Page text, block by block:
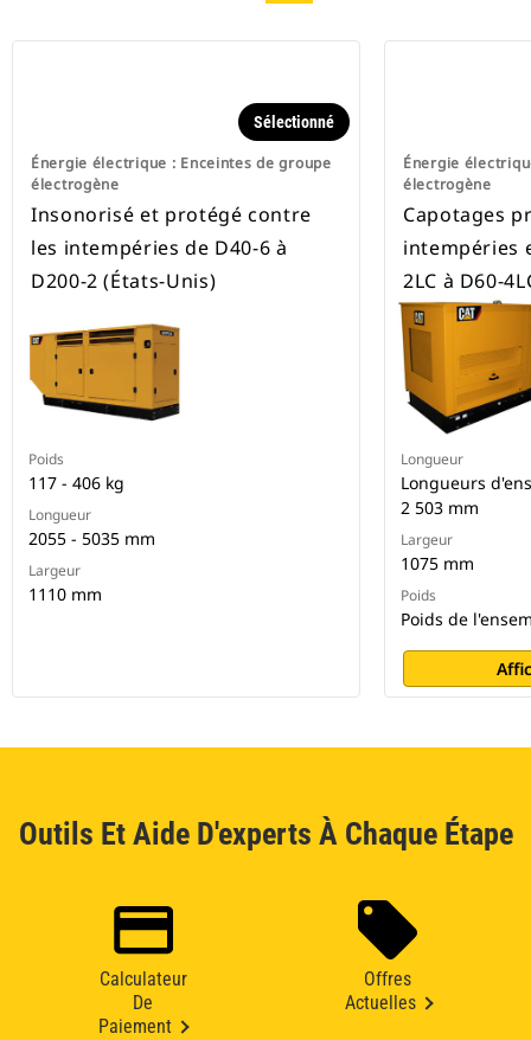
Énergie électrique : Enceintes de groupe
électrogène
Sélectionné
Insonorisé et protégé contre
les intempéries de D40-6 à
D200-2 (États-Unis)
Poids
117 - 406 kg
Longueur
2055 - 5035 mm
Largeur
1110 mm
Énergie
électrogène
Capotages
intempéries
2LC à D60-
Longueur
Longueurs
2 503 mm
Largeur
1075 mm
Poids
Poids de
Outils Et Aide D'experts À Chaque Étape
Calculateur
De
Paiement
Offres
Actuelles